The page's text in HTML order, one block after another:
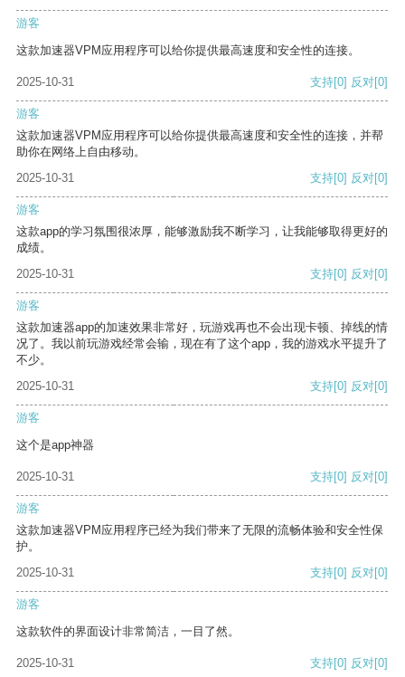
游客
这款加速器VPM应用程序可以给你提供最高速度和安全性的连接。
2025-10-31 支持[0] 反对[0]
游客
这款加速器VPM应用程序可以给你提供最高速度和安全性的连接，并帮
助你在网络上自由移动。
2025-10-31
支持[0] 反对[0]
游客
这款app的学习氛围很浓厚，能够激励我不断学习，让我能够取得更好的
成绩。
2025-10-31
支持[0] 反对[0]
游客
这款加速器app的加速效果非常好，玩游戏再也不会出现卡顿、掉线的情
况了。我以前玩游戏经常会输，现在有了这个app，我的游戏水平提升了
不少。
2025-10-31
支持[0] 反对[0]
游客
这个是app神器
2025-10-31 支持[0] 反对[0]
游客
这款加速器VPM应用程序已经为我们带来了无限的流畅体验和安全性保
护。
2025-10-31
支持[0] 反对[0]
游客
这款软件的界面设计非常简洁，一目了然。
2025-10-31 支持[0] 反对[0]